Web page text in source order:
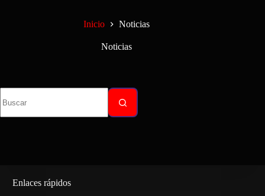
Inicio Noticias
Noticias
Enlaces rápidos